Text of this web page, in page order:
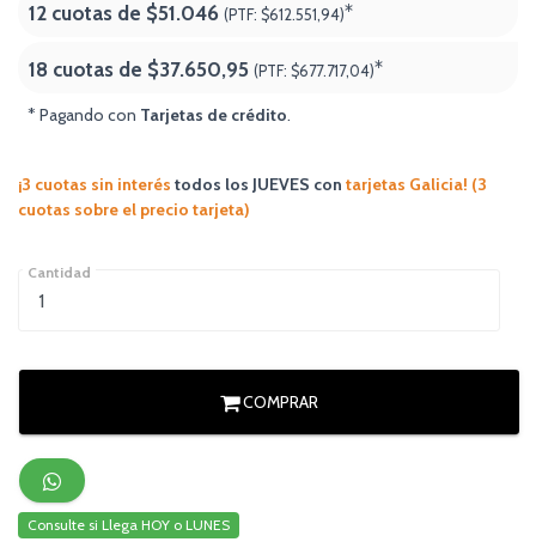
12 cuotas de $51.046 (PTF: $612.551,94)*
18 cuotas de $37.650,95 (PTF: $677.717,04)*
* Pagando con Tarjetas de crédito.
¡3 cuotas sin interés todos los JUEVES con tarjetas Galicia! (3
cuotas sobre el precio tarjeta)
Cantidad
COMPRAR
Consulte si Llega HOY o LUNES